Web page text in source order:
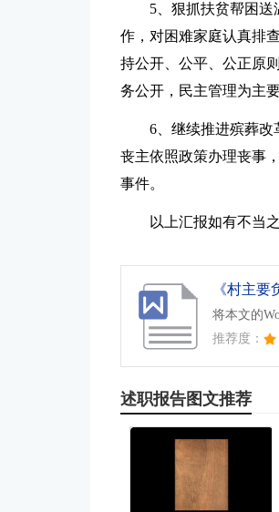
5、狠抓扶贫帮困
作，对困难家庭认真排
持公开、公平、公正原
务公开，民主管理为主
6、继续推进殡葬
丧主依照政策办理丧事
事件。
以上汇报如有不当
将本文的
推荐度：
述职报告图文推荐